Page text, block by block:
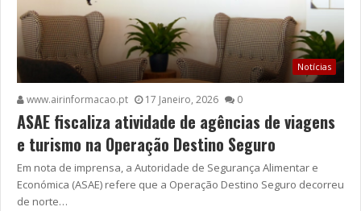
Notícias
www.airinformacao.pt 17 Janeiro, 2026 0
ASAE fiscaliza atividade de agências de viagens
e turismo na Operação Destino Seguro
Em nota de imprensa, a Autoridade de Segurança Alimentar e
Económica (ASAE) refere que a Operação Destino Seguro decorreu
de norte…